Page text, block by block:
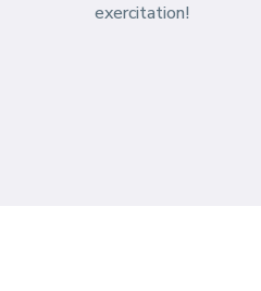
exercitation!